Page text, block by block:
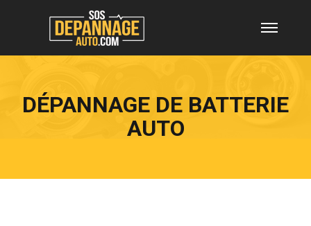
DÉPANNAGE DE BATTERIE
AUTO